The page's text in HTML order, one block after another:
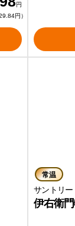
円
円）
常温
サントリー
伊右衛